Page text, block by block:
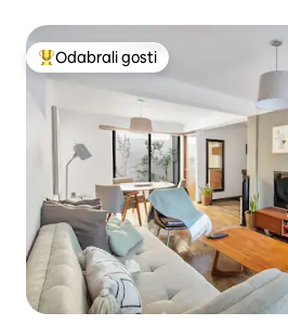
Među najviše rangiranima s
Odabrali gosti